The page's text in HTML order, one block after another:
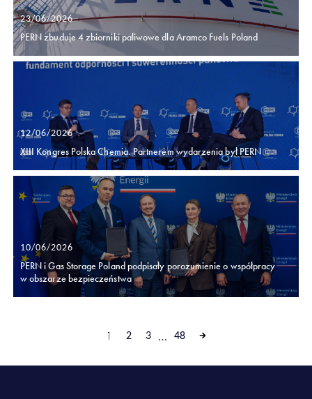
23/06/2026
PERN zbuduje 4 zbiorniki paliwowe dla Aramco Fuels Poland
12/06/2026
XIII Kongres Polska Chemia. Partnerem wydarzenia był PERN
10/06/2026
PERN i Gas Storage Poland podpisały porozumienie o współpracy
w obszarze bezpieczeństwa
1 2 3 … 48